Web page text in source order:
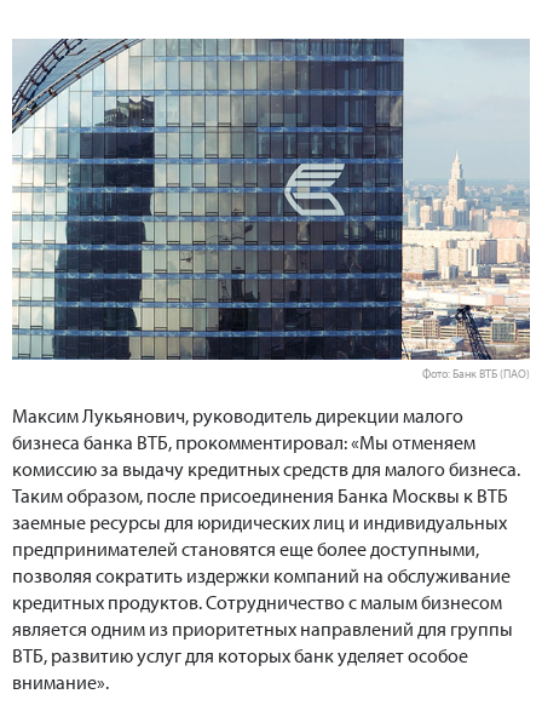
Фото: Банк ВТБ (ПАО)
Максим Лукьянович, руководитель дирекции малого
бизнеса банка ВТБ, прокомментировал: «Мы отменяем
комиссию за выдачу кредитных средств для малого бизнеса.
Таким образом, после присоединения Банка Москвы к ВТБ
заемные ресурсы для юридических лиц и индивидуальных
предпринимателей становятся еще более доступными,
позволяя сократить издержки компаний на обслуживание
кредитных продуктов. Сотрудничество с малым бизнесом
является одним из приоритетных направлений для группы
ВТБ, развитию услуг для которых банк уделяет особое
внимание».